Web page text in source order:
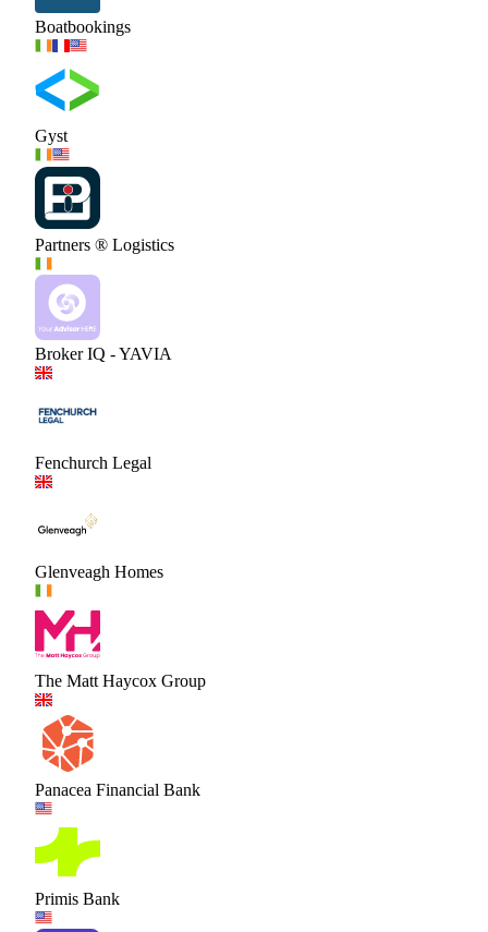
Boatbookings
Gyst
Partners ® Logistics
Broker IQ - YAVIA
Fenchurch Legal
Glenveagh Homes
The Matt Haycox Group
Panacea Financial Bank
Primis Bank